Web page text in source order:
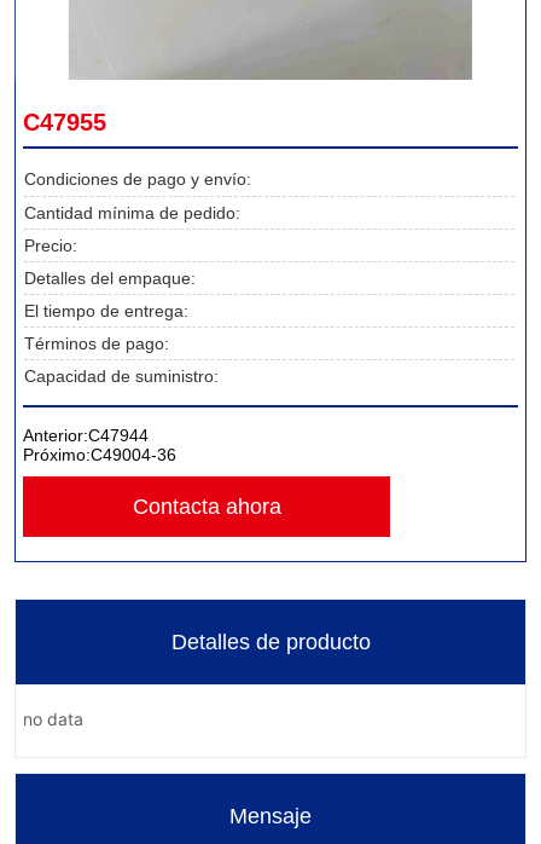
C47955
Condiciones de pago y envío:
Cantidad mínima de pedido:
Precio:
Detalles del empaque:
El tiempo de entrega:
Términos de pago:
Capacidad de suministro:
Anterior:C47944
Próximo:C49004-36
Contacta ahora
Detalles de producto
no data
Mensaje